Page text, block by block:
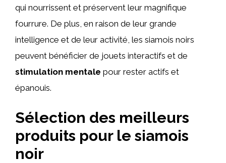
qui nourrissent et préservent leur magnifique
fourrure. De plus, en raison de leur grande
intelligence et de leur activité, les siamois noirs
peuvent bénéficier de jouets interactifs et de
stimulation mentale pour rester actifs et
épanouis.
Sélection des meilleurs
produits pour le siamois
noir